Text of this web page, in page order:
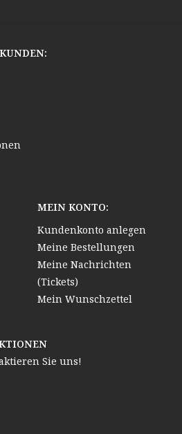
MEIN KONTO:
Kundenkonto anlegen
Meine Bestellungen
Meine Nachrichten
(Tickets)
Mein Wunschzettel
Sie uns!